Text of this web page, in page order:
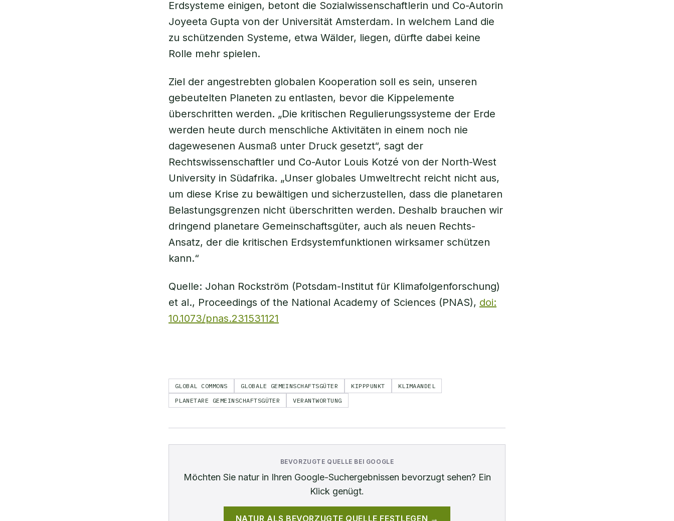
Erdsysteme einigen, betont die Sozialwissenschaftlerin und Co-Autorin
Joyeeta Gupta von der Universität Amsterdam. In welchem Land die
zu schützenden Systeme, etwa Wälder, liegen, dürfte dabei keine
Rolle mehr spielen.
Ziel der angestrebten globalen Kooperation soll es sein, unseren
gebeutelten Planeten zu entlasten, bevor die Kippelemente
überschritten werden. „Die kritischen Regulierungssysteme der Erde
werden heute durch menschliche Aktivitäten in einem noch nie
dagewesenen Ausmaß unter Druck gesetzt“, sagt der
Rechtswissenschaftler und Co-Autor Louis Kotzé von der North-West
University in Südafrika. „Unser globales Umweltrecht reicht nicht aus,
um diese Krise zu bewältigen und sicherzustellen, dass die planetaren
Belastungsgrenzen nicht überschritten werden. Deshalb brauchen wir
dringend planetare Gemeinschaftsgüter, auch als neuen Rechts-
Ansatz, der die kritischen Erdsystemfunktionen wirksamer schützen
kann.“
Quelle: Johan Rockström (Potsdam-Institut für Klimafolgenforschung)
et al., Proceedings of the National Academy of Sciences (PNAS), doi:
10.1073/pnas.231531121
GLOBAL COMMONS GLOBALE GEMEINSCHAFTSGÜTER KIPPPUNKT
KLIMAANDEL
PLANETARE GEMEINSCHAFTSGÜTER
VERANTWORTUNG
BEVORZUGTE QUELLE BEI GOOGLE
Möchten Sie naturin Ihren Google-Suchergebnissen bevorzugt sehen? Ein
Klick genügt.
NATUR ALS BEVORZUGTE QUELLE FESTLEGEN →